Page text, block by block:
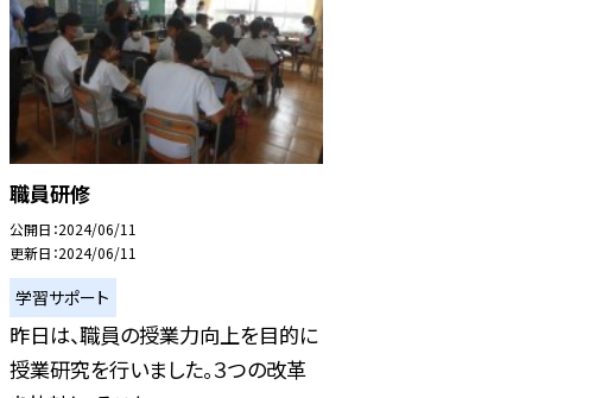
職員研修
公開日 2024/06/11
更新日 2024/06/11
学習サポート
昨日は、職員の授業力向上を目的に
授業研究を行いました。３つの改革